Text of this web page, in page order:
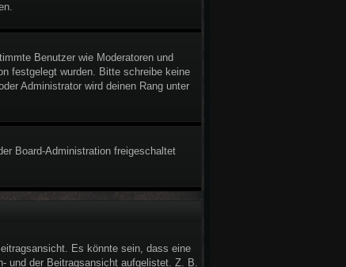
Benutzer wie Moderatoren und
festgelegt wurden. Bitte schreibe keine
Administrator wird deinen Rang unter
Board-Administration freigeschaltet
Es könnte sein, dass eine
und der Beitragsansicht aufgelistet. Z. B.